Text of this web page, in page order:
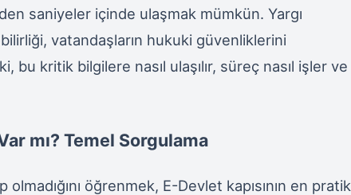
saniyeler içinde ulaşmak mümkün. Yargı
vatandaşların hukuki güvenliklerini
bu kritik bilgilere nasıl ulaşılır, süreç nasıl işler ve
mı? Temel Sorgulama
olmadığını öğrenmek, E-Devlet kapısının en pratik